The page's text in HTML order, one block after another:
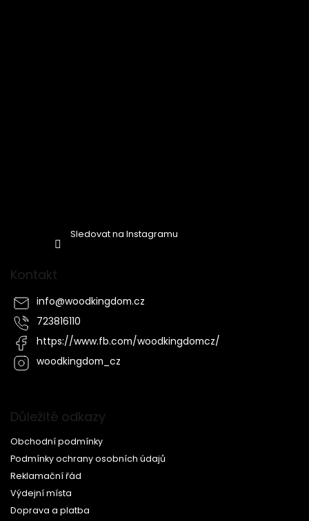
Sledovat na Instagramu
Kontakt
info@woodkingdom.cz
723816110
https://www.fb.com/woodkingdomcz/
woodkingdom_cz
Důležité odkazy
Obchodní podmínky
Podmínky ochrany osobních údajů
Reklamační řád
Výdejní místa
Doprava a platba